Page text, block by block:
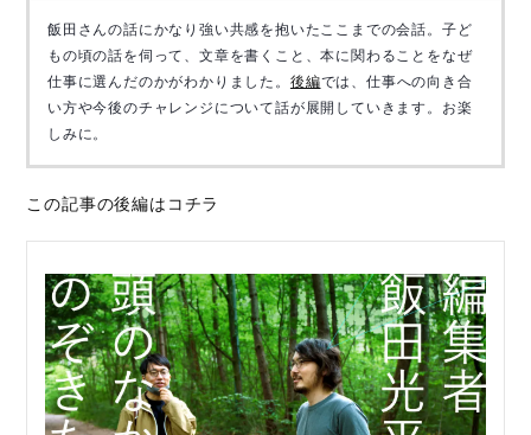
飯田さんの話にかなり強い共感を抱いたここまでの会話。子ど
もの頃の話を伺って、文章を書くこと、本に関わることをなぜ
仕事に選んだのかがわかりました。 後編では、仕事への向き合
い方や今後のチャレンジについて話が展開していきます。お楽
しみに。
この記事の後編はコチラ